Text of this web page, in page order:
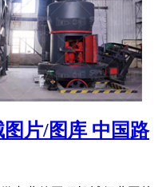
片/图库 中国路